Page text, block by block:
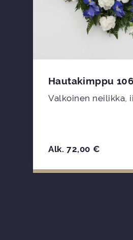
Hautakimppu 106
Valkoinen neilikka,
Alk. 72,00 €